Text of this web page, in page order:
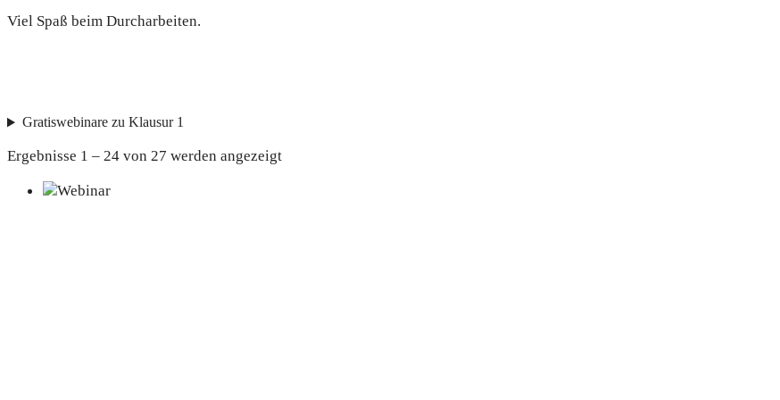
Viel Spaß beim Durcharbeiten.
Gratiswebinare zu Klausur 1
Ergebnisse 1 – 24 von 27 werden angezeigt